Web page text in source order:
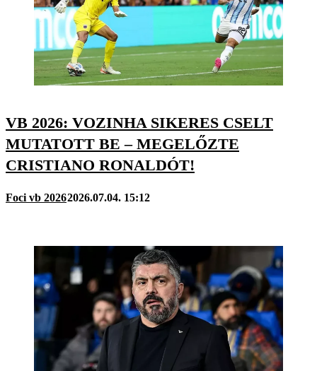
VB 2026: VOZINHA SIKERES CSELT
MUTATOTT BE – MEGELŐZTE
CRISTIANO RONALDÓT!
Foci vb 20262026.07.04. 15:12